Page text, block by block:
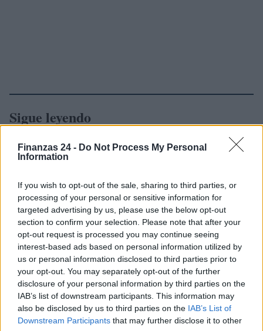
Finanzas 24 - Do Not Process My Personal
Information
If you wish to opt-out of the sale, sharing to third parties, or
processing of your personal or sensitive information for
targeted advertising by us, please use the below opt-out
section to confirm your selection. Please note that after your
opt-out request is processed you may continue seeing
interest-based ads based on personal information utilized by
us or personal information disclosed to third parties prior to
your opt-out. You may separately opt-out of the further
disclosure of your personal information by third parties on the
IAB’s list of downstream participants. This information may
also be disclosed by us to third parties on the IAB’s List of
Downstream Participants that may further disclose it to other
Sigue leyendo
FINANZAS
Identifica y elimina suscripciones, fees y compras impulsivas
Marta Ruiz · 8 Ago 2026